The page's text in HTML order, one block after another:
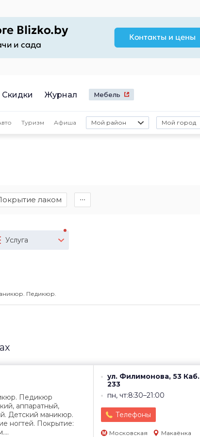
Скидки Журнал Мебель
Туризм Афиша Мой район Мой город
лаком ∙∙∙
Услуга
Педикюр.
ул. Филимонова, 53 Каб.
233
пн, чт:8:30–21:00
Телефоны
Московская Макаёнка
Педикюр
аппаратный,
Детский маникюр.
ногтей. Покрытие: